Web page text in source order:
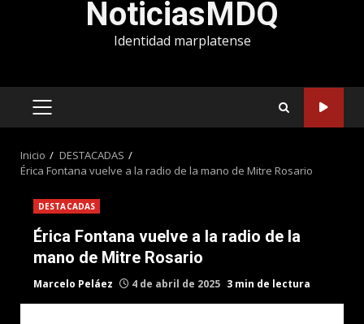
NoticiasMDQ
Identidad marplatense
MENÚ
Inicio
DESTACADAS
Érica Fontana vuelve a la radio de la mano de Mitre Rosario
DESTACADAS
Érica Fontana vuelve a la radio de la
mano de Mitre Rosario
Marcelo Peláez 4 de abril de 2025 3 min de lectura